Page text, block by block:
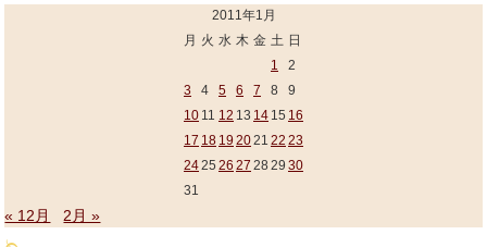
2011年1月
月 火 水 木 金 土 日
1
2
3
4 5 6 7 8
9
10 11 12 13 14 15 16
17 18 19 2021 22 23
2425 26 27 28 29 30
31
« 12月 2月 »